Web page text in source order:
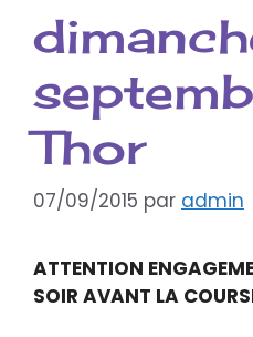
Thor
07/09/2015 par admin
ATTENTION
SOIR AVANT LA